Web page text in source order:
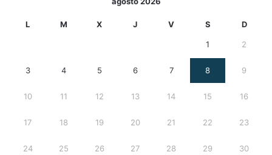
L M X J V S D
1 2
3 4 5 6 7 8 9
10 11 12 13 14 15 16
17 18 19 20 21 22 23
24 25 26 27 28 29 30